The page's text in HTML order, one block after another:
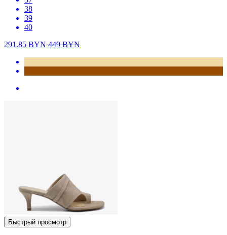
38
39
40
291.85 BYN449BYN
Быстрый просмотр